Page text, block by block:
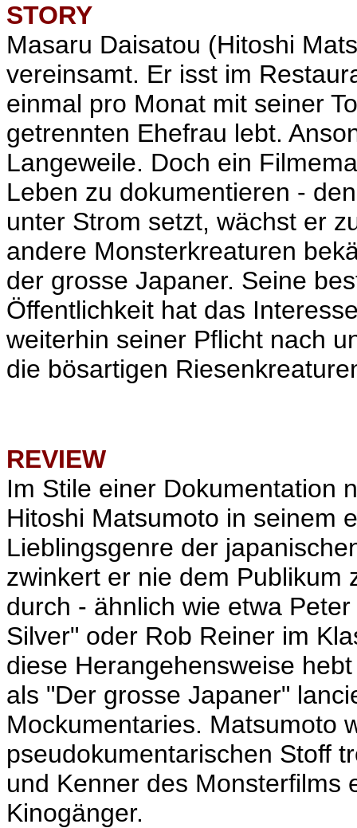
STORY
Masaru Daisatou (Hitoshi
vereinsamt. Er isst im
einmal pro Monat mit seiner
getrennten Ehefrau lebt.
Langeweile. Doch ein
Leben zu dokumentieren -
unter Strom setzt, wächst er
andere Monsterkreaturen
der grosse Japaner. Seine
Öffentlichkeit hat das
weiterhin seiner Pflicht nach
die bösartigen
REVIEW
Im Stile einer Dokumentation
Hitoshi Matsumoto in seinem
Lieblingsgenre der
zwinkert er nie dem Publikum
durch - ähnlich wie etwa
Silver" oder Rob Reiner im
diese Herangehensweise
als "Der grosse Japaner"
Mockumentaries. Matsumoto
pseudokumentarischen Stoff
und Kenner des Monsterfilms
Kinogänger.